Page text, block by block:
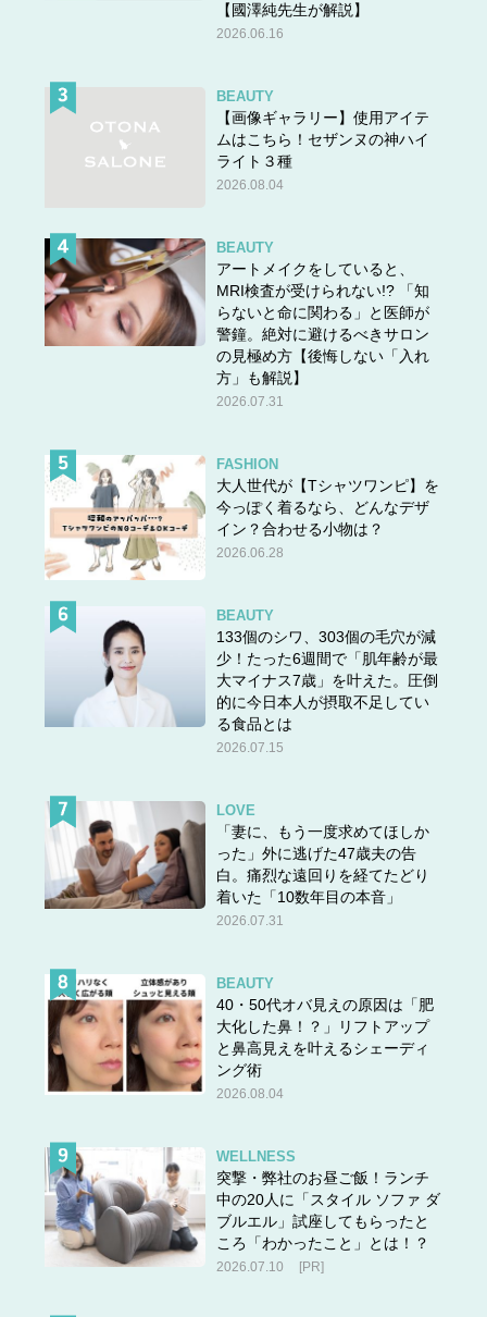
【國澤純先生が解説】
2026.06.16
BEAUTY
【画像ギャラリー】使用アイテ
ムはこちら！セザンヌの神ハイ
ライト３種
2026.08.04
BEAUTY
アートメイクをしていると、
MRI検査が受けられない!? 「知
らないと命に関わる」と医師が
警鐘。絶対に避けるべきサロン
の見極め方【後悔しない「入れ
方」も解説】
2026.07.31
FASHION
大人世代が【Tシャツワンピ】を
今っぽく着るなら、どんなデザ
イン？合わせる小物は？
2026.06.28
BEAUTY
133個のシワ、303個の毛穴が減
少！たった6週間で「肌年齢が最
大マイナス7歳」を叶えた。圧倒
的に今日本人が摂取不足してい
る食品とは
2026.07.15
LOVE
「妻に、もう一度求めてほしか
った」外に逃げた47歳夫の告
白。痛烈な遠回りを経てたどり
着いた「10数年目の本音」
2026.07.31
BEAUTY
40・50代オバ見えの原因は「肥
大化した鼻！？」リフトアップ
と鼻高見えを叶えるシェーディ
ング術
2026.08.04
WELLNESS
突撃・弊社のお昼ご飯！ランチ
中の20人に「スタイル ソファ ダ
ブルエル」試座してもらったと
ころ「わかったこと」とは！？
2026.07.10 [PR]